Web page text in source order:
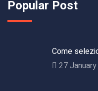
Popular Post
Come
27